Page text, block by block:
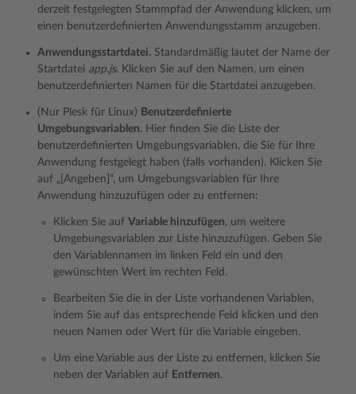
derzeit festgelegten Stammpfad der Anwendung klicken, um
einen benutzerdefinierten Anwendungsstamm anzugeben.
Anwendungsstartdatei. Standardmäßig lautet der Name der
Startdatei app.js. Klicken Sie auf den Namen, um einen
benutzerdefinierten Namen für die Startdatei anzugeben.
(Nur Plesk für Linux) Benutzerdefinierte
Umgebungsvariablen. Hier finden Sie die Liste der
benutzerdefinierten Umgebungsvariablen, die Sie für Ihre
Anwendung festgelegt haben (falls vorhanden). Klicken Sie
auf „[Angeben]“, um Umgebungsvariablen für Ihre
Anwendung hinzuzufügen oder zu entfernen:
Klicken Sie auf Variable hinzufügen, um weitere
Umgebungsvariablen zur Liste hinzuzufügen. Geben Sie
den Variablennamen im linken Feld ein und den
gewünschten Wert im rechten Feld.
Bearbeiten Sie die in der Liste vorhandenen Variablen,
indem Sie auf das entsprechende Feld klicken und den
neuen Namen oder Wert für die Variable eingeben.
Um eine Variable aus der Liste zu entfernen, klicken Sie
neben der Variablen auf Entfernen.